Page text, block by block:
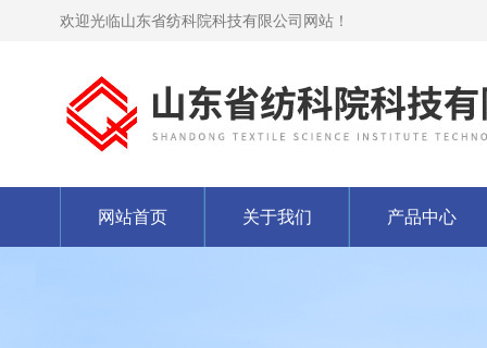
欢迎光临山东省纺科院科技有限公司网站！
网站首页 关于我们 产品中心